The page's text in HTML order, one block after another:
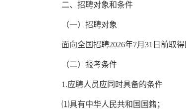
二、招聘对象和条件
（一）招聘对象
面向全国招聘2026年7月 31 日前取
（二） 报考条件
1.应聘人员应同时具备的条件
⑴具有中华人民共和国国籍；